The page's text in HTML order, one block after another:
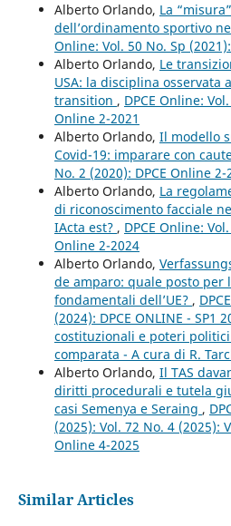
Alberto Orlando, La
dell’ordinamento sportivo
Online: Vol. 50 No. Sp
Alberto Orlando, Le
USA: la disciplina osservata
transition , DPCE Online:
Online 2-2021
Alberto Orlando, Il modello
Covid-19: imparare con
No. 2 (2020): DPCE Online 2-
Alberto Orlando, La
di riconoscimento facciale
IActa est? , DPCE Online:
Online 2-2024
Alberto Orlando,
de amparo: quale posto per
fondamentali dell’UE? ,
(2024): DPCE ONLINE - SP1
costituzionali e poteri
comparata - A cura di R.
Alberto Orlando, Il TAS
diritti procedurali e tutela
casi Semenya e Seraing ,
(2025): Vol. 72 No. 4 (2025):
Online 4-2025
Similar Articles